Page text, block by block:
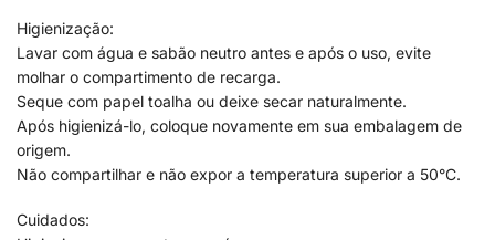
Higienização:
Lavar com água e sabão neutro antes e após o uso, evite
molhar o compartimento de recarga.
Seque com papel toalha ou deixe secar naturalmente.
Após higienizá-lo, coloque novamente em sua embalagem de
origem.
Não compartilhar e não expor a temperatura superior a 50°C.
Cuidados: